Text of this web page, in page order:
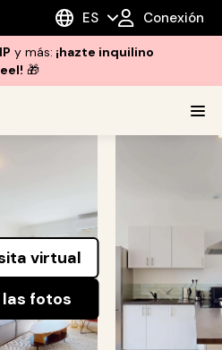
ES Conexión
y más: ¡hazte inquilino
🎁
virtual
fotos